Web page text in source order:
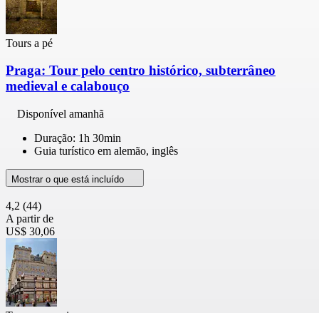
Tours a pé
Praga: Tour pelo centro histórico, subterrâneo
medieval e calabouço
Disponível amanhã
Duração: 1h 30min
Guia turístico em alemão, inglês
Mostrar o que está incluído
4,2 (44)
A partir de
US$ 30,06